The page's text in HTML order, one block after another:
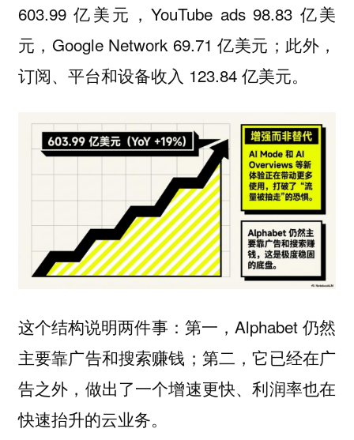
603.99 亿美元，YouTube ads 98.83 亿美
元，Google Network 69.71 亿美元；此外，
订阅、平台和设备收入 123.84 亿美元。
这个结构说明两件事：第一，Alphabet 仍然
主要靠广告和搜索赚钱；第二，它已经在广
告之外，做出了一个增速更快、利润率也在
快速抬升的云业务。